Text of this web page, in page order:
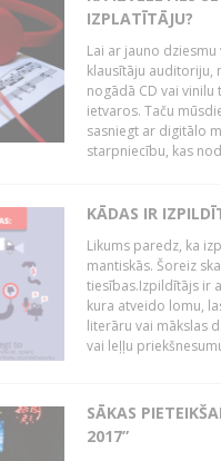
IZPLATĪTĀJU?
Lai ar jauno
klausītāju auditoriju,
nogādā CD vai
ietvaros. Taču
sasniegt ar digitālo
starpniecību, kas
KĀDAS IR
Likums paredz, ka
mantiskās. Šoreiz
tiesības.Izpildītājs ir
kura atveido lomu,
literāru vai mākslas
vai leļļu
SĀKAS
2017”